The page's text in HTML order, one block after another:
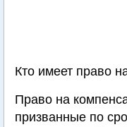
Кто имеет право
Право на
призванные по